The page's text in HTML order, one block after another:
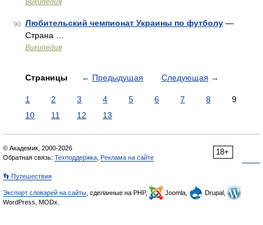
Википедия
90 Любительский чемпионат Украины по футболу —
Страна …
Википедия
Страницы ← Предыдущая Следующая →
1 2 3 4 5 6 7 8
9
10
11 12 13
18+
© Академик, 2000-2026
Обратная связь: Техподдержка Реклама на сайте
👣 Путешествия
Экспорт словарей на сайты , сделанные на PHP, Joomla,
Drupal,
WordPress, MODx.